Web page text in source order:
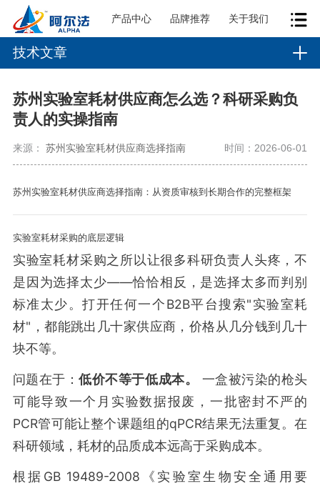
产品中心 品牌推荐 关于我们
技术文章
苏州实验室耗材供应商怎么选？科研采购负
责人的实操指南
来源： 苏州实验室耗材供应商选择指南 时间：2026-06-01
苏州实验室耗材供应商选择指南：从资质审核到长期合作的完整框架
实验室耗材采购的底层逻辑
实验室耗材采购之所以让很多科研负责人头疼，不
是因为选择太少——恰恰相反，是选择太多而判别
标准太少。打开任何一个B2B平台搜索"实验室耗
材"，都能跳出几十家供应商，价格从几分钱到几十
块不等。
问题在于：低价不等于低成本。
一盒被污染的枪头
可能导致一个月实验数据报废，一批密封不严的
PCR管可能让整个课题组的qPCR结果无法重复。在
科研领域，耗材的品质成本远高于采购成本。
根据GB 19489-2008《实验室生物安全通用要